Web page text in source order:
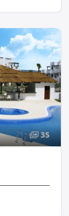
35